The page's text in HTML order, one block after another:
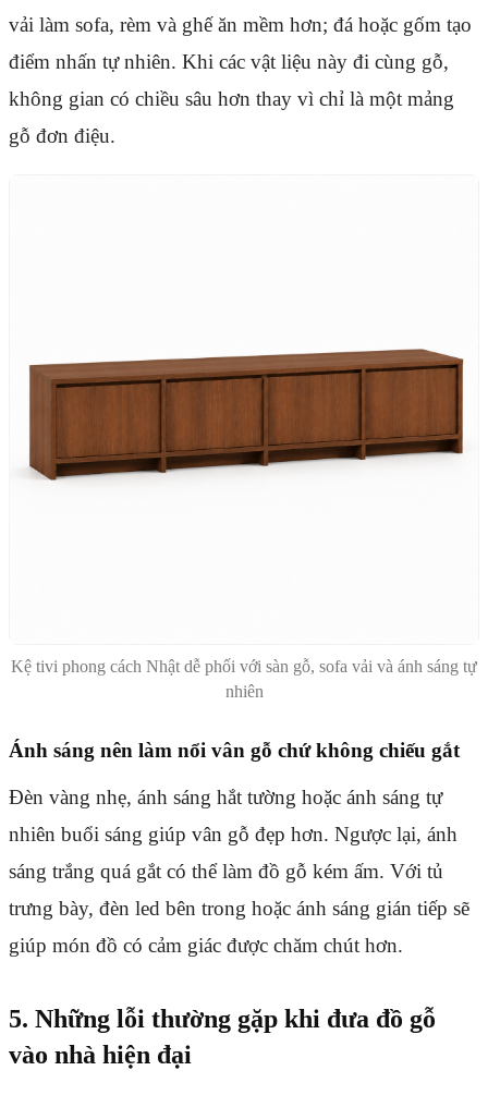
vải làm sofa, rèm và ghế ăn mềm hơn; đá hoặc gốm tạo
điểm nhấn tự nhiên. Khi các vật liệu này đi cùng gỗ,
không gian có chiều sâu hơn thay vì chỉ là một mảng
gỗ đơn điệu.
Kệ tivi phong cách Nhật dễ phối với sàn gỗ, sofa vải và ánh sáng tự
nhiên
Ánh sáng nên làm nổi vân gỗ chứ không chiếu gắt
Đèn vàng nhẹ, ánh sáng hắt tường hoặc ánh sáng tự
nhiên buổi sáng giúp vân gỗ đẹp hơn. Ngược lại, ánh
sáng trắng quá gắt có thể làm đồ gỗ kém ấm. Với tủ
trưng bày, đèn led bên trong hoặc ánh sáng gián tiếp sẽ
giúp món đồ có cảm giác được chăm chút hơn.
5. Những lỗi thường gặp khi đưa đồ gỗ
vào nhà hiện đại